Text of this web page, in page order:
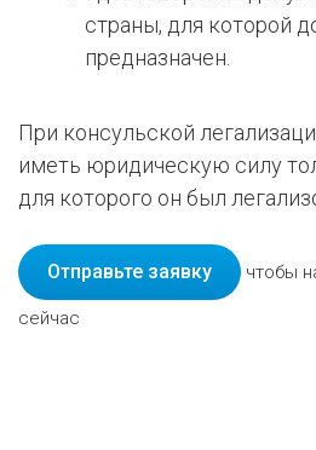
страны, для которой
предназначен.
При консульской
иметь юридическую силу
для которого он был
Отправьте заявку чтобы
сейчас